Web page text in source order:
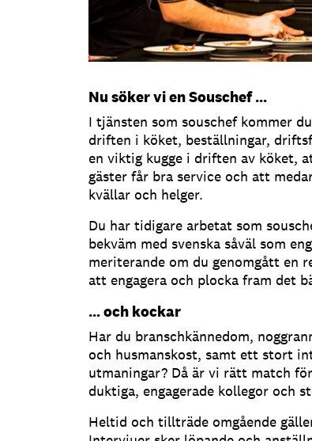
Nu söker vi en Souschef …
I tjänsten som souschef kommer
driften i köket, beställningar,
en viktig kugge i driften av köket,
gäster får bra service och att
kvällar och helger.
Du har tidigare arbetat som
bekväm med svenska såväl som
meriterande om du genomgått en
att engagera och plocka fram det
… och kockar
Har du branschkännedom,
och husmanskost, samt ett stort
utmaningar? Då är vi rätt match
duktiga, engagerade kollegor och
Heltid och tillträde omgående